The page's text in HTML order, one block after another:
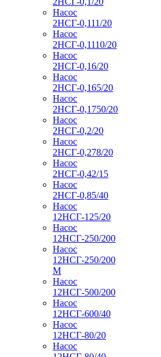
Насос
2НСГ-0,111/20
Насос
2НСГ-0,1110/20
Насос
2НСГ-0,16/20
Насос
2НСГ-0,165/20
Насос
2НСГ-0,1750/20
Насос
2НСГ-0,2/20
Насос
2НСГ-0,278/20
Насос
2НСГ-0,42/15
Насос
2НСГ-0,85/40
Насос
12НСГ-125/20
Насос
12НСГ-250/200
Насос
12НСГ-250/200
М
Насос
12НСГ-500/200
Насос
12НСГ-600/40
Насос
12НСГ-80/20
Насос